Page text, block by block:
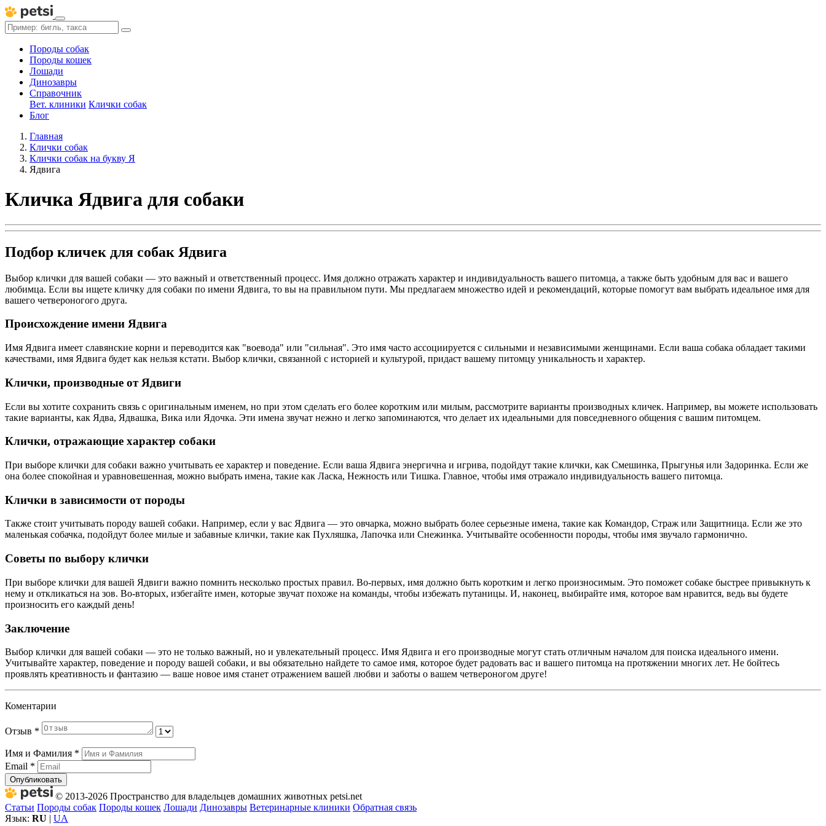
Породы собак
Породы кошек
Лошади
Динозавры
Справочник
Вет. клиники Клички собак
Блог
Главная
Клички собак
Клички собак на букву Я
Ядвига
Кличка Ядвига для собаки
Подбор кличек для собак Ядвига
Выбор клички для вашей собаки — это важный и ответственный процесс. Имя должно отражать характер и индивидуальность вашего питомца, а также быть удобным для вас и вашего
любимца. Если вы ищете кличку для собаки по имени Ядвига, то вы на правильном пути. Мы предлагаем множество идей и рекомендаций, которые помогут вам выбрать идеальное имя для
вашего четвероногого друга.
Происхождение имени Ядвига
Имя Ядвига имеет славянские корни и переводится как "воевода" или "сильная". Это имя часто ассоциируется с сильными и независимыми женщинами. Если ваша собака обладает такими
качествами, имя Ядвига будет как нельзя кстати. Выбор клички, связанной с историей и культурой, придаст вашему питомцу уникальность и характер.
Клички, производные от Ядвиги
Если вы хотите сохранить связь с оригинальным именем, но при этом сделать его более коротким или милым, рассмотрите варианты производных кличек. Например, вы можете использовать
такие варианты, как Ядва, Ядвашка, Вика или Ядочка. Эти имена звучат нежно и легко запоминаются, что делает их идеальными для повседневного общения с вашим питомцем.
Клички, отражающие характер собаки
При выборе клички для собаки важно учитывать ее характер и поведение. Если ваша Ядвига энергична и игрива, подойдут такие клички, как Смешинка, Прыгунья или Задоринка. Если же
она более спокойная и уравновешенная, можно выбрать имена, такие как Ласка, Нежность или Тишка. Главное, чтобы имя отражало индивидуальность вашего питомца.
Клички в зависимости от породы
Также стоит учитывать породу вашей собаки. Например, если у вас Ядвига — это овчарка, можно выбрать более серьезные имена, такие как Командор, Страж или Защитница. Если же это
маленькая собачка, подойдут более милые и забавные клички, такие как Пухляшка, Лапочка или Снежинка. Учитывайте особенности породы, чтобы имя звучало гармонично.
Советы по выбору клички
При выборе клички для вашей Ядвиги важно помнить несколько простых правил. Во-первых, имя должно быть коротким и легко произносимым. Это поможет собаке быстрее привыкнуть к
нему и откликаться на зов. Во-вторых, избегайте имен, которые звучат похоже на команды, чтобы избежать путаницы. И, наконец, выбирайте имя, которое вам нравится, ведь вы будете
произносить его каждый день!
Заключение
Выбор клички для вашей собаки — это не только важный, но и увлекательный процесс. Имя Ядвига и его производные могут стать отличным началом для поиска идеального имени.
Учитывайте характер, поведение и породу вашей собаки, и вы обязательно найдете то самое имя, которое будет радовать вас и вашего питомца на протяжении многих лет. Не бойтесь
проявлять креативность и фантазию — ваше новое имя станет отражением вашей любви и заботы о вашем четвероногом друге!
Коментарии
Отзыв *
Имя и Фамилия *
Email *
Опубликовать
© 2013-2026 Пространство для владельцев домашних животных petsi.net
Статьи Породы собак Породы кошек Лошади Динозавры Ветеринарные клиники Обратная связь
Язык: RU | UA